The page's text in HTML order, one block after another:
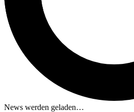
News werden geladen…